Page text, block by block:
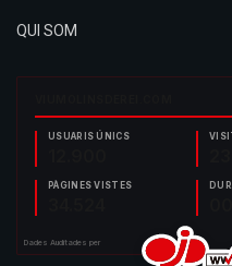
QUI SOM